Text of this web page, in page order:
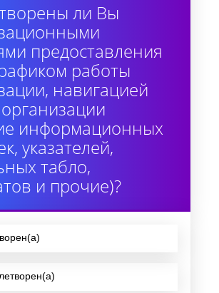
ли Вы
предоставления
работы
навигацией
информационных
указателей,
табло,
и прочие)?